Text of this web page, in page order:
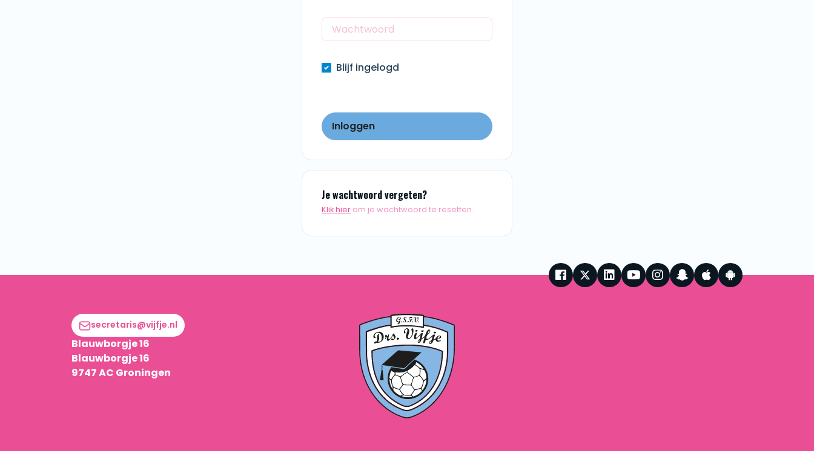
Blijf ingelogd
Inloggen
Je wachtwoord vergeten?
Klik hier om je wachtwoord te resetten.
secretaris@vijfje.nl
Blauwborgje 16
Blauwborgje 16
9747 AC Groningen